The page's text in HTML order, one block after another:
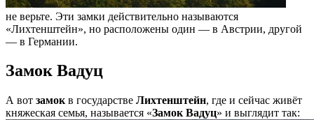
не верьте. Эти замки действительно называются
«Лихтенштейн», но расположены один — в Австрии, другой
— в Германии.
Замок Вадуц
А вот замок в государстве Лихтенштейн, где и сейчас живёт
княжеская семья, называется «Замок Вадуц» и выглядит так: